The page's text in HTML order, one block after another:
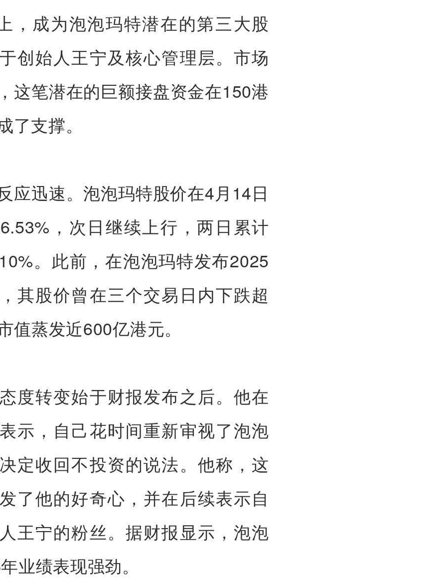
，成为泡泡玛特潜在的第三大股
创始人王宁及核心管理层。市场
这笔潜在的巨额接盘资金在150港
了支撑。
应迅速。泡泡玛特股价在4月14日
，次日继续上行，两日累计
。此前，在泡泡玛特发布2025
其股价曾在三个交易日内下跌超
值蒸发近600亿港元。
度转变始于财报发布之后。他在
示，自己花时间重新审视了泡泡
定收回不投资的说法。他称，这
了他的好奇心，并在后续表示自
王宁的粉丝。据财报显示，泡泡
业绩表现强劲。